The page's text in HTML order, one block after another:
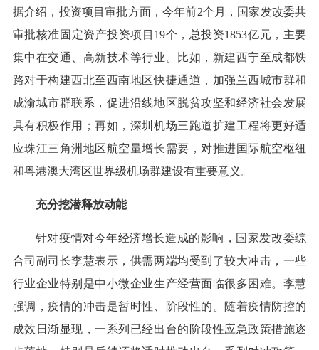
据介绍，投资项目审批方面，今年前2个月，国家发改委共
审批核准固定资产投资项目19个，总投资1853亿元，主要
集中在交通、高新技术等行业。比如，新建西宁至成都铁
路对于构建西北至西南地区快捷通道，加强兰西城市群和
成渝城市群联系，促进沿线地区脱贫攻坚和经济社会发展
具有积极作用；再如，深圳机场三跑道扩建工程将更好适
应珠江三角洲地区航空量增长需要，对推进国际航空枢纽
和粤港澳大湾区世界级机场群建设有重要意义。
充分挖潜释放动能
针对疫情对今年经济增长造成的影响，国家发改委综
合司副司长李慧表示，供需两端均受到了较大冲击，一些
行业企业特别是中小微企业生产经营面临很多困难。李慧
强调，疫情的冲击是暂时性、阶段性的。随着疫情防控的
成效日渐显现，一系列已经出台的阶段性应急政策措施逐